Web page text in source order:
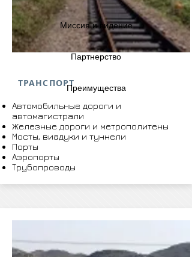
ТРАНСПОРТ
Автомобильные дороги и
автомагистрали
Железные дороги и метрополитены
Мосты, виадуки и туннели
Порты
Аэропорты
Трубопроводы
Миссия и видение
Партнерство
Преимущества